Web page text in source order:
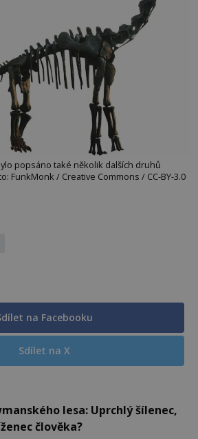
popsáno také několik dalších druhů
FunkMonk / Creative Commons / CC-BY-3.0
na Facebooku
Sdílet na X
lesa: Uprchlý šílenec,
člověka?